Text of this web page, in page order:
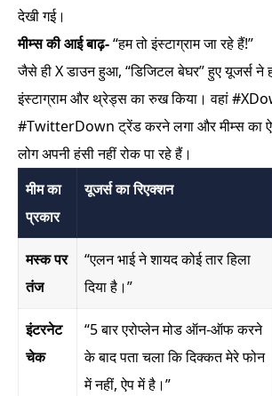
देखी गई।
मीम्स की आई बाढ़-“हम तो इंस्टाग्राम जा रहे हैं!”
जैसे ही X डाउन हुआ, “डिजिटल बेघर” हुए यूजर्स ने
इंस्टाग्राम और थ्रेड्स का रुख किया। वहां
#TwitterDown ट्रेंड करने लगा और मीम्स का
लोग अपनी हंसी नहीं रोक पा रहे हैं।
मीम का
प्रकार
यूजर्स का रिएक्शन
मस्क पर
तंज
“एलन भाई ने शायद कोई तार हिला
दिया है।”
इंटरनेट
चेक
“5 बार एरोप्लेन मोड ऑन-ऑफ करने
के बाद पता चला कि दिक्कत मेरे फोन
में नहीं, ऐप में है।”